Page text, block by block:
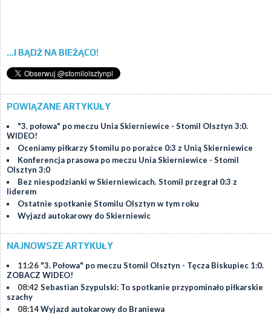
...I BĄDŹ NA BIEŻĄCO!
POWIĄZANE ARTYKUŁY
"3. połowa" po meczu Unia Skierniewice - Stomil Olsztyn 3:0.
WIDEO!
Oceniamy piłkarzy Stomilu po porażce 0:3 z Unią Skierniewice
Konferencja prasowa po meczu Unia Skierniewice - Stomil
Olsztyn 3:0
Bez niespodzianki w Skierniewicach. Stomil przegrał 0:3 z
liderem
Ostatnie spotkanie Stomilu Olsztyn w tym roku
Wyjazd autokarowy do Skierniewic
NAJNOWSZE ARTYKUŁY
11:26 "3. Połowa" po meczu Stomil Olsztyn - Tęcza Biskupiec 1:0.
ZOBACZ WIDEO!
08:42 Sebastian Szypulski: To spotkanie przypominało piłkarskie
szachy
08:14Wyjazd autokarowy do Braniewa